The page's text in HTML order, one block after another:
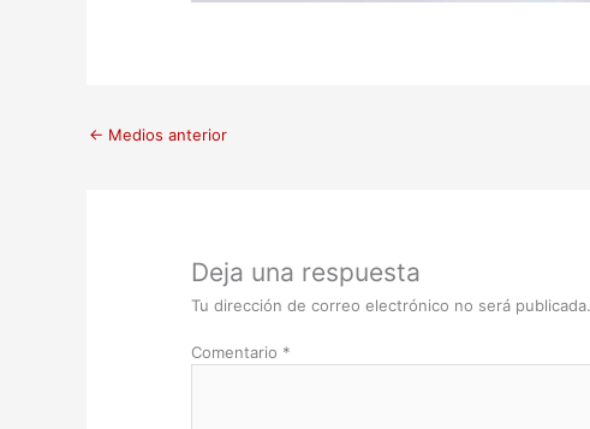
← Medios anterior
Deja una respuesta
Tu dirección de correo electrónico no será publicada.
Comentario *